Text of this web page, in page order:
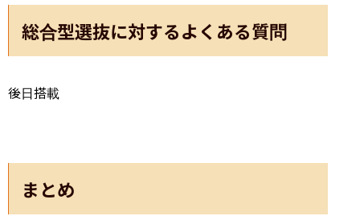
総合型選抜に対するよくある質問
後日搭載
まとめ